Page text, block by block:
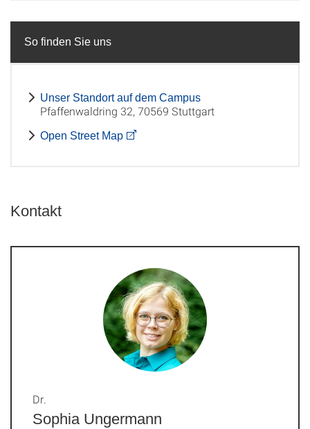
So finden Sie uns
Unser Standort auf dem Campus
Pfaffenwaldring 32, 70569 Stuttgart
Open Street Map
Kontakt
Sophia Ungermann
Dr.